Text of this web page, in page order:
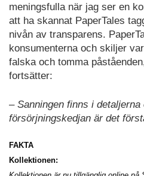
meningsfulla när jag ser en
att ha skannat PaperTales
nivån av transparens.
konsumenterna och skiljer
falska och tomma påståenden
fortsätter:
– Sanningen finns i detaljerna
försörjningskedjan är det
FAKTA
Kollektionen: